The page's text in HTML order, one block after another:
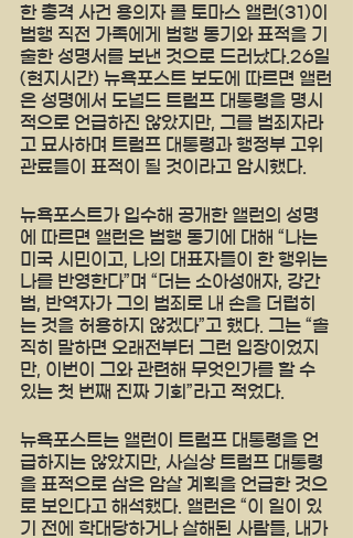
한 총격 사건 용의자 콜 토마스 앨런(31)이
범행 직전 가족에게 범행 동기와 표적을 기
술한 성명서를 보낸 것으로 드러났다.26일
(현지시간) 뉴욕포스트 보도에 따르면 앨런
은 성명에서 도널드 트럼프 대통령을 명시
적으로 언급하진 않았지만, 그를 범죄자라
고 묘사하며 트럼프 대통령과 행정부 고위
관료들이 표적이 될 것이라고 암시했다.
뉴욕포스트가 입수해 공개한 앨런의 성명
에 따르면 앨런은 범행 동기에 대해 “나는
미국 시민이고, 나의 대표자들이 한 행위는
나를 반영한다”며 “더는 소아성애자, 강간
범, 반역자가 그의 범죄로 내 손을 더럽히
는 것을 허용하지 않겠다”고 했다. 그는 “솔
직히 말하면 오래전부터 그런 입장이었지
만, 이번이 그와 관련해 무엇인가를 할 수
있는 첫 번째 진짜 기회”라고 적었다.
뉴욕포스트는 앨런이 트럼프 대통령을 언
급하지는 않았지만, 사실상 트럼프 대통령
을 표적으로 삼은 암살 계획을 언급한 것으
로 보인다고 해석했다. 앨런은 “이 일이 있
기 전에 학대당하거나 살해된 사람들, 내가